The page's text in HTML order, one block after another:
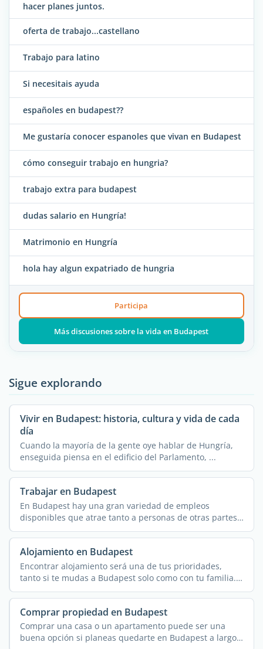
hacer planes juntos.
oferta de trabajo...castellano
Trabajo para latino
Si necesitais ayuda
españoles en budapest??
Me gustaría conocer espanoles que vivan en Budapest
cómo conseguir trabajo en hungria?
trabajo extra para budapest
dudas salario en Hungría!
Matrimonio en Hungría
hola hay algun expatriado de hungria
Participa
Más discusiones sobre la vida en Budapest
Sigue explorando
Vivir en Budapest: historia, cultura y vida de cada
día
Cuando la mayoría de la gente oye hablar de Hungría,
enseguida piensa en el edificio del Parlamento, ...
Trabajar en Budapest
En Budapest hay una gran variedad de empleos
disponibles que atrae tanto a personas de otras partes
del ...
Alojamiento en Budapest
Encontrar alojamiento será una de tus prioridades,
tanto si te mudas a Budapest solo como con tu familia.
...
Comprar propiedad en Budapest
Comprar una casa o un apartamento puede ser una
buena opción si planeas quedarte en Budapest a largo